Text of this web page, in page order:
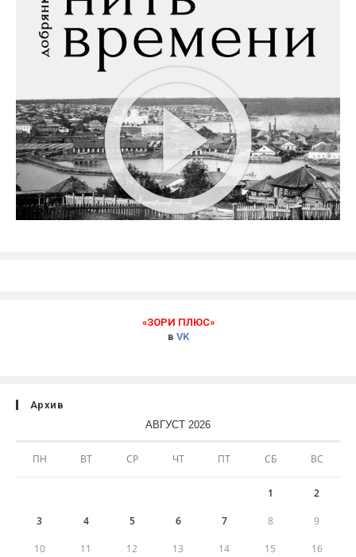
«ЗОРИ ПЛЮС»
в VK
Архив
АВГУСТ 2026
ПН ВТ СР ЧТ ПТ СБ ВС
1 2
3 4 5 6 7 8 9
10 11 12 13 14 15 16